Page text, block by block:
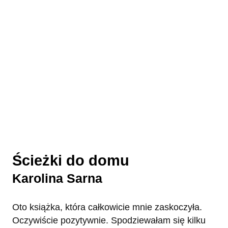
Ścieżki do domu
Karolina Sarna
Oto książka, która całkowicie mnie zaskoczyła.
Oczywiście pozytywnie. Spodziewałam się kilku